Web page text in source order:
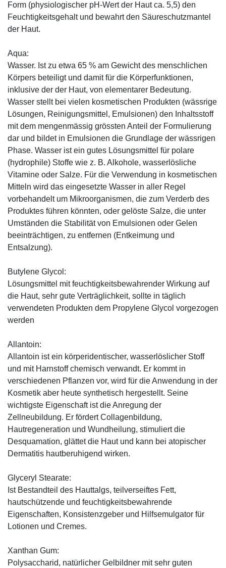
Form (physiologischer pH-Wert der Haut ca. 5,5) den
Feuchtigkeitsgehalt und bewahrt den Säureschutzmantel
der Haut.
Aqua:
Wasser. Ist zu etwa 65 % am Gewicht des menschlichen
Körpers beteiligt und damit für die Körperfunktionen,
inklusive der der Haut, von elementarer Bedeutung.
Wasser stellt bei vielen kosmetischen Produkten (wässrige
Lösungen, Reinigungsmittel, Emulsionen) den Inhaltsstoff
mit dem mengenmässig grössten Anteil der Formulierung
dar und bildet in Emulsionen die Grundlage der wässrigen
Phase. Wasser ist ein gutes Lösungsmittel für polare
(hydrophile) Stoffe wie z. B. Alkohole, wasserlösliche
Vitamine oder Salze. Für die Verwendung in kosmetischen
Mitteln wird das eingesetzte Wasser in aller Regel
vorbehandelt um Mikroorganismen, die zum Verderb des
Produktes führen könnten, oder gelöste Salze, die unter
Umständen die Stabilität von Emulsionen oder Gelen
beeinträchtigen, zu entfernen (Entkeimung und
Entsalzung).
Butylene Glycol:
Lösungsmittel mit feuchtigkeitsbewahrender Wirkung auf
die Haut, sehr gute Verträglichkeit, sollte in täglich
verwendeten Produkten dem Propylene Glycol vorgezogen
werden
Allantoin:
Allantoin ist ein körperidentischer, wasserlöslicher Stoff
und mit Harnstoff chemisch verwandt. Er kommt in
verschiedenen Pflanzen vor, wird für die Anwendung in der
Kosmetik aber heute synthetisch hergestellt. Seine
wichtigste Eigenschaft ist die Anregung der
Zellneubildung. Er fördert Collagenbildung,
Hautregeneration und Wundheilung, stimuliert die
Desquamation, glättet die Haut und kann bei atopischer
Dermatitis hautberuhigend wirken.
Glyceryl Stearate:
Ist Bestandteil des Hauttalgs, teilverseiftes Fett,
hautschützende und feuchtigkeitsbewahrende
Eigenschaften, Konsistenzgeber und Hilfsemulgator für
Lotionen und Cremes.
Xanthan Gum:
Polysaccharid, natürlicher Gelbildner mit sehr guten